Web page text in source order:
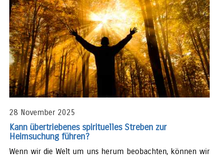
28 November 2025
Kann übertriebenes spirituelles Streben zur
Heimsuchung führen?
Wenn wir die Welt um uns herum beobachten, können wir